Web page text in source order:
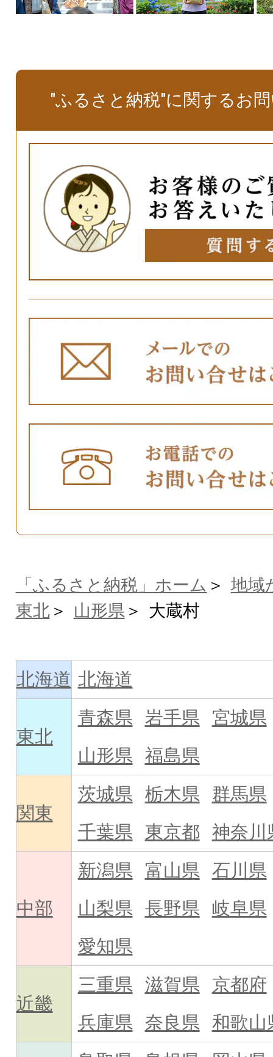
"ふるさと納税"に関するお
「ふるさと納税」ホーム
地域
東北
山形県 大蔵村
北海道 北海道
東北
青森県 岩手県
宮城県
山形県
福島県
関東
茨城県 栃木県
群馬県
千葉県
東京都 神奈川
中部
新潟県 富山県
石川県
山梨県
長野県
岐阜県
愛知県
近畿
三重県 滋賀県
京都府
兵庫県
奈良県
和歌山